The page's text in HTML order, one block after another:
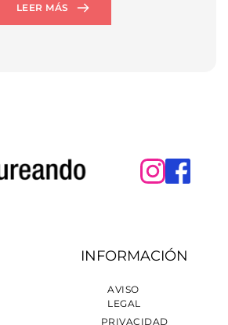
LEER MÁS
INFORMACIÓN
AVISO
LEGAL
PRIVACIDAD